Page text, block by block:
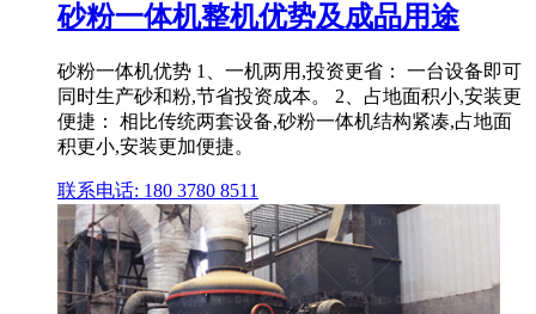
砂粉一体机整机优势及成品用途
砂粉一体机优势 1、一机两用,投资更省： 一台设备即可
同时生产砂和粉,节省投资成本。 2、占地面积小,安装更
便捷： 相比传统两套设备,砂粉一体机结构紧凑,占地面
积更小,安装更加便捷。
联系电话: 180 3780 8511